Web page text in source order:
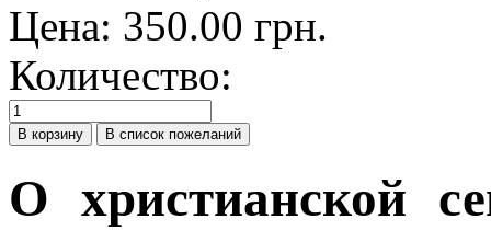
Цена: 350.00 грн.
Количество:
О христианской